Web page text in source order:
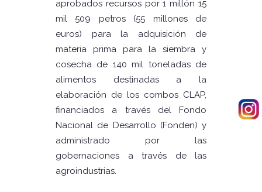
aprobados recursos por 1 millón 15
mil 509 petros (55 millones de
euros) para la adquisición de
materia prima para la siembra y
cosecha de 140 mil toneladas de
alimentos destinadas a la
elaboración de los combos CLAP,
financiados a través del Fondo
Nacional de Desarrollo (Fonden) y
administrado por las
gobernaciones a través de las
agroindustrias.